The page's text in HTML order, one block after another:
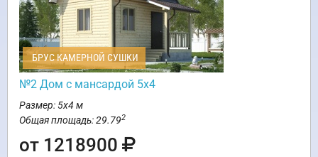
БРУС КАМЕРНОЙ СУШКИ
№2 Дом с мансардой 5х4
Размер: 5х4 м
Общая площадь: 29.792
от 1218900